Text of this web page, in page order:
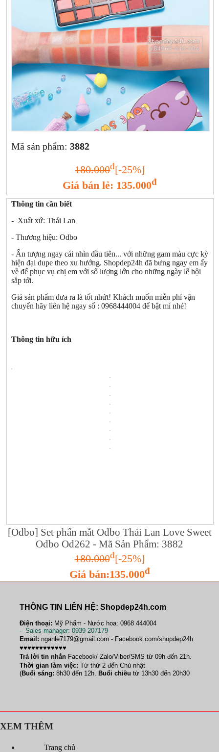
Xịt khoáng
Sữa rửa mặt | Tẩy trang | Lột mụn
Nước hoa hồng | Toner
Sản phẩm trang điểm khác
Kit | Samples các loại
Cushion | BB cream | CC cream
Giảm cân | Tăng cân
Sp chăm sóc da khác
Mã sản phẩm:3882
180.000đ[-25%]
Giá bán lẻ: 135.000đ
Thông tin cần biết
- Xuất xứ: Thái Lan
- Thương hiệu: Odbo
- Ấn tượng ngay cái nhìn đầu tiên... với những gam màu cực kỳ
hiện đại dupe theo xu hướng. Shopdep24h đã bưng ngay em ấy
về để phục vụ chị em với số lượng lớn cho những ngày lễ hội
sắp tới.
Giá sản phẩm đưa ra là tốt nhứt! Khách muốn miễn phí vận
chuyển hãy liên hệ ngay số : 0968444004 để bật mí nhé!
Thông tin hữu ích
[Odbo] Set phấn mắt Odbo Thái Lan Love Sweet
Odbo Od262 - Mã Sản Phẩm: 3882
180.000đ[-25%]
Giá bán:135.000đ
THÔNG TIN LIÊN HỆ: Shopdep24h.com
Điện thoại: Mỹ Phẩm - Nước hoa: 0968 444004
- Sales manager: 0939 207179
Email: nganle7179@gmail.com - Facebook.com/shopdep24h
♥♥♥♥♥♥♥♥♥♥♥♥
Trả lời tin nhắn Facebook/ Zalo/Viber/SMS từ 09h đến 21h.
Thời gian làm việc: Từ thứ 2 đến Chủ nhật
(Buổi sáng: 8h30 đến 12h. Buổi chiều từ 13h30 đến 20h30
XEM THÊM
Trang chủ